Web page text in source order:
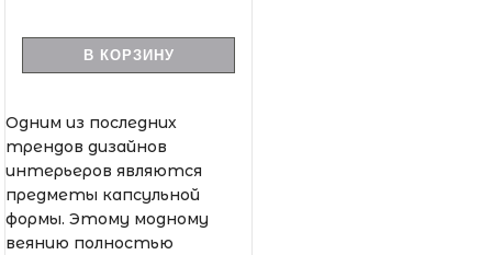
В КОРЗИНУ
Одним из последних
трендов дизайнов
интерьеров являются
предметы капсульной
формы. Этому модному
веянию полностью